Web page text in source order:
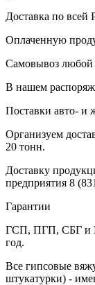
Доставка по всей
Оплаченную
Самовывоз любой
В нашем
Поставки авто- и
Организуем
20 тонн.
Доставку
предприятия 8
Гарантии
ГСП, ПГП, СБГ и
год.
Все гипсовые
штукатурки) -